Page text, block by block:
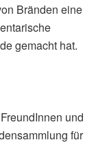
Bränden eine
gemacht hat.
und
für